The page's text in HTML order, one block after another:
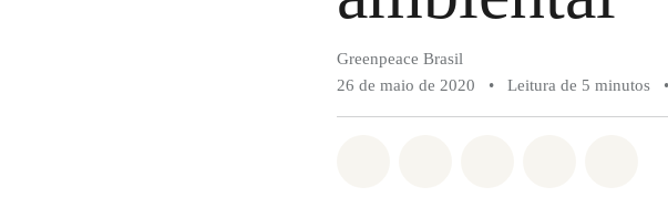
Greenpeace Brasil
26 de maio de 2020
• Leitura de 5 minutos •